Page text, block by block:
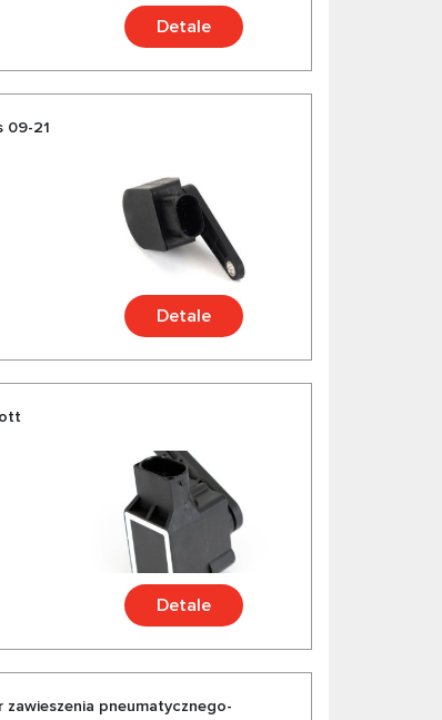
Detale
09-21
Detale
Detale
zawieszenia pneumatycznego-